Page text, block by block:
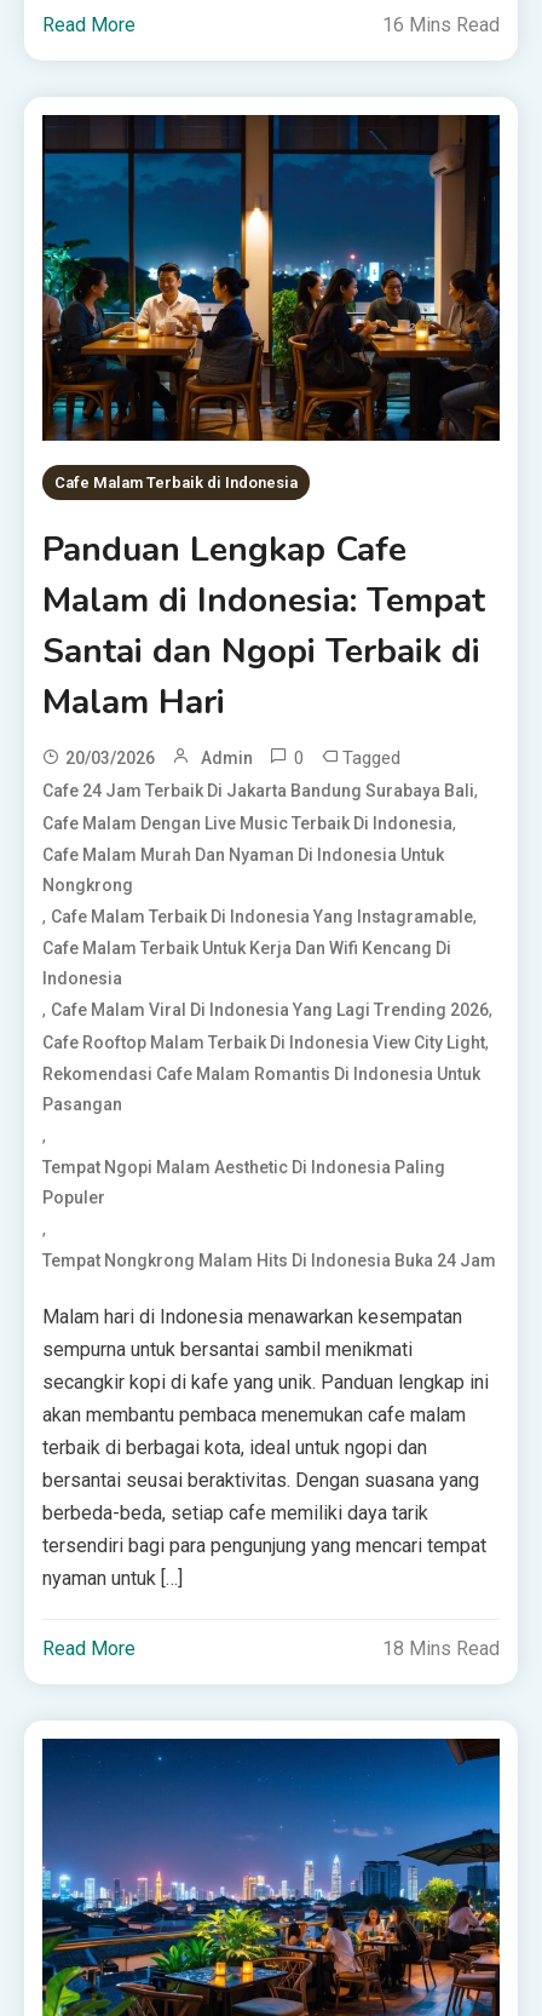
Read More 16 Mins Read
Cafe Malam Terbaik di Indonesia
Panduan Lengkap Cafe
Malam di Indonesia: Tempat
Santai dan Ngopi Terbaik di
Malam Hari
20/03/2026 Admin 0 Tagged
Cafe 24 Jam Terbaik Di Jakarta Bandung Surabaya Bali,
Cafe Malam Dengan Live Music Terbaik Di Indonesia,
Cafe Malam Murah Dan Nyaman Di Indonesia Untuk
Nongkrong
, Cafe Malam Terbaik Di Indonesia Yang Instagramable,
Cafe Malam Terbaik Untuk Kerja Dan Wifi Kencang Di
Indonesia
, Cafe Malam Viral Di Indonesia Yang Lagi Trending 2026,
Cafe Rooftop Malam Terbaik Di Indonesia View City Light,
Rekomendasi Cafe Malam Romantis Di Indonesia Untuk
Pasangan
,
Tempat Ngopi Malam Aesthetic Di Indonesia Paling
Populer
,
Tempat Nongkrong Malam Hits Di Indonesia Buka 24 Jam
Malam hari di Indonesia menawarkan kesempatan
sempurna untuk bersantai sambil menikmati
secangkir kopi di kafe yang unik. Panduan lengkap ini
akan membantu pembaca menemukan cafe malam
terbaik di berbagai kota, ideal untuk ngopi dan
bersantai seusai beraktivitas. Dengan suasana yang
berbeda-beda, setiap cafe memiliki daya tarik
tersendiri bagi para pengunjung yang mencari tempat
nyaman untuk […]
Read More 18 Mins Read